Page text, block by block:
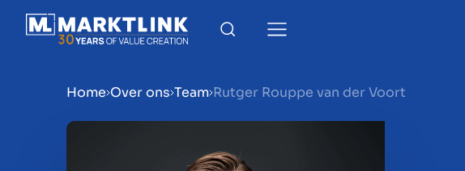
Menu
Home Over ons Team Rutger Rouppe van der Voort